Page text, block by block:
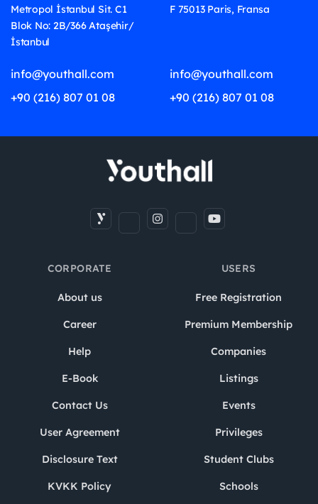
Metropol İstanbul Sit. C1
Blok No: 2B/366 Ataşehir/
İstanbul
F 75013 Paris, Fransa
info@youthall.com
info@youthall.com
+90 (216) 807 01 08
+90 (216) 807 01 08
CORPORATE
About us
Career
Help
E-Book
Contact Us
User Agreement
Disclosure Text
KVKK Policy
USERS
Free Registration
Premium Membership
Companies
Listings
Events
Privileges
Student Clubs
Schools